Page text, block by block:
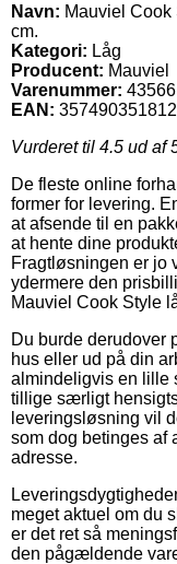
Navn: Mauviel Cook
cm.
Kategori: Låg
Producent: Mauviel
Varenummer: 43566
EAN:
Vurderet til 4.5 ud af
De fleste online
former for levering.
at afsende til en
at hente dine
Fragtløsningen er jo
ydermere den
Mauviel Cook Style
Du burde derudover
hus eller ud på din
almindeligvis en lille
tillige særligt
leveringsløsning vil
som dog betinges af
adresse.
meget aktuel om du
er det ret så
den pågældende